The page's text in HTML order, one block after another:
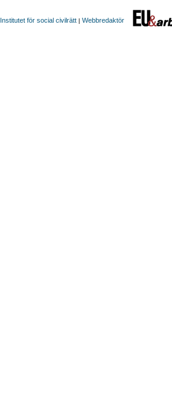
Institutet för social civilrätt | Webbredaktör